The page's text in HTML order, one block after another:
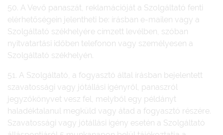
50. A Vevő panaszát, reklamációját a Szolgáltató fenti
elérhetőségein jelentheti be: írásban e-mailen vagy a
Szolgáltató székhelyére címzett levélben, szóban
nyitvatartási időben telefonon vagy személyesen a
Szolgáltató székhelyén.
51. A Szolgáltató, a fogyasztó által írásban bejelentett
szavatossági vagy jótállási igényről, panaszról
jegyzőkönyvet vesz fel, melyből egy példányt
haladéktalanul megküld vagy átad a fogyasztó részére.
Szavatossági vagy jótállási igény esetén a Szolgáltató